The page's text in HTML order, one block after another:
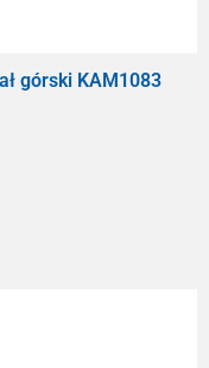
górski KAM1083